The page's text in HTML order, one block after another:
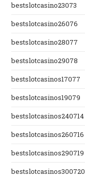
bestslotcasino23073
bestslotcasino26076
bestslotcasino28077
bestslotcasino29078
bestslotcasinos17077
bestslotcasinos19079
bestslotcasinos240714
bestslotcasinos260716
bestslotcasinos290719
bestslotcasinos300720